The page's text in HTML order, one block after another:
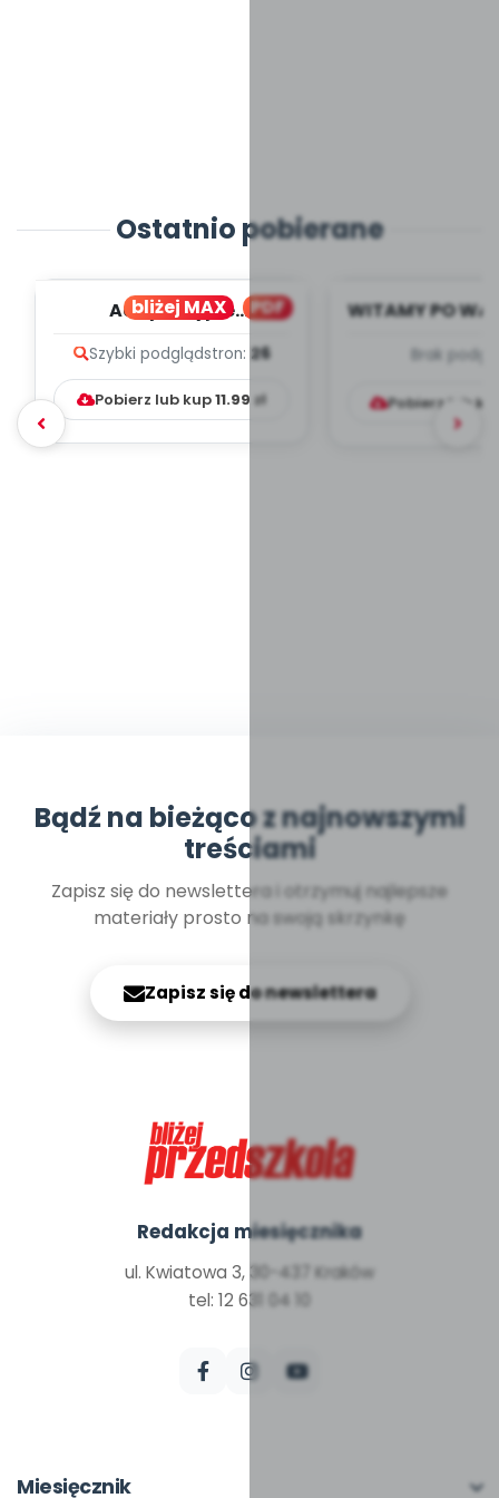
Ostatnio pobierane
bliżej MAX PDF
Adaptacyjne
artykuły
Szybki podglądstron: 26
Pobierz lub kup11.99 zł
WITAMY PO
Brak
Pobierz lub
Bądź na bieżąco z najnowszymi
treściami
Zapisz się do newslettera i otrzymuj najlepsze
materiały prosto na swoją skrzynkę
Zapisz się do newslettera
Redakcja miesięcznika
ul. Kwiatowa 3, 30-437 Kraków
tel: 12 631 04 10
Miesięcznik